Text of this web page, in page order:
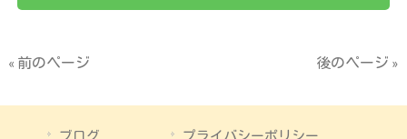
« 前のページ 後のページ »
ブログ プライバシーポリシー